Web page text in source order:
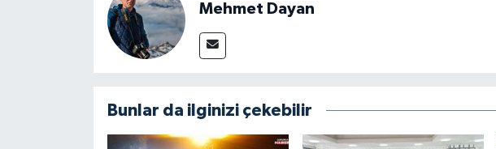
Mehmet Dayan
Bunlar da ilginizi çekebilir